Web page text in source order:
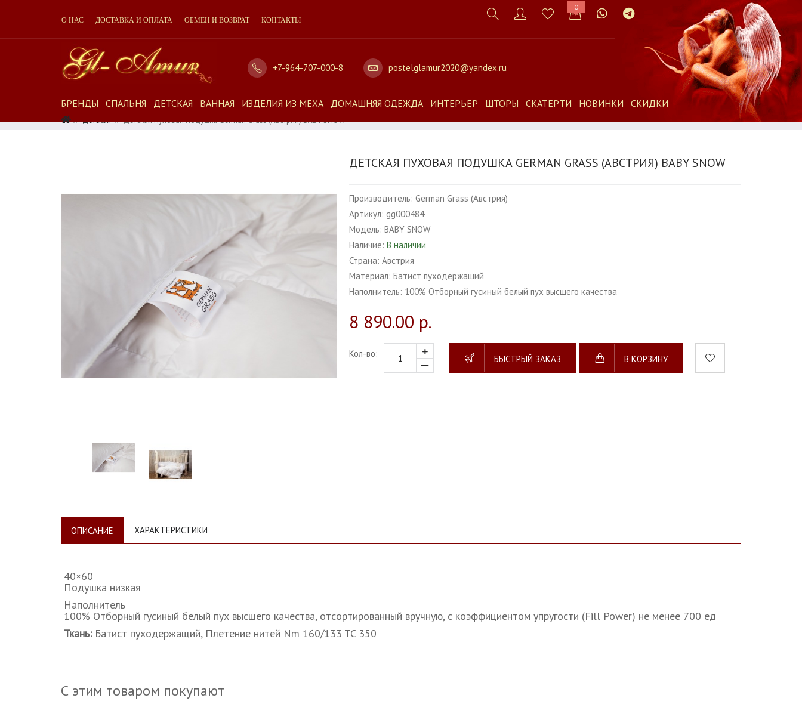
0
О НАС ДОСТАВКА И ОПЛАТА ОБМЕН И ВОЗВРАТ КОНТАКТЫ
+7-964-707-000-8 postelglamur2020@yandex.ru
БРЕНДЫ СПАЛЬНЯ ДЕТСКАЯ ВАННАЯ ИЗДЕЛИЯ ИЗ МЕХА ДОМАШНЯЯ ОДЕЖДА ИНТЕРЬЕР ШТОРЫ СКАТЕРТИ НОВИНКИ СКИДКИ
Детская Детская Пуховая Подушка German Grass (Австрия) BABY SNOW
ДЕТСКАЯ ПУХОВАЯ ПОДУШКА GERMAN GRASS (АВСТРИЯ) BABY SNOW
Производитель: German Grass (Австрия)
Артикул: gg000484
Модель: BABY SNOW
Наличие: В наличии
Страна: Австрия
Материал: Батист пуходержащий
Наполнитель: 100% Отборный гусиный белый пух высшего качества
8 890.00 р.
Кол-во: БЫСТРЫЙ ЗАКАЗ В КОРЗИНУ
ОПИСАНИЕ ХАРАКТЕРИСТИКИ
40×60
Подушка низкая
Наполнитель
100% Отборный гусиный белый пух высшего качества, отсортированный вручную, с коэффициентом упругости (Fill Power) не менее 700 ед
Ткань:Батист пуходержащий, Плетение нитей Nm 160/133 TC 350
С этим товаром покупают